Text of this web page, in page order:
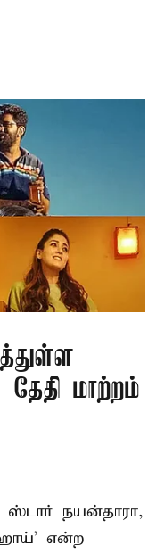
மாற்றம்
ஸ்டார் நயன்தாரா,
என்ற